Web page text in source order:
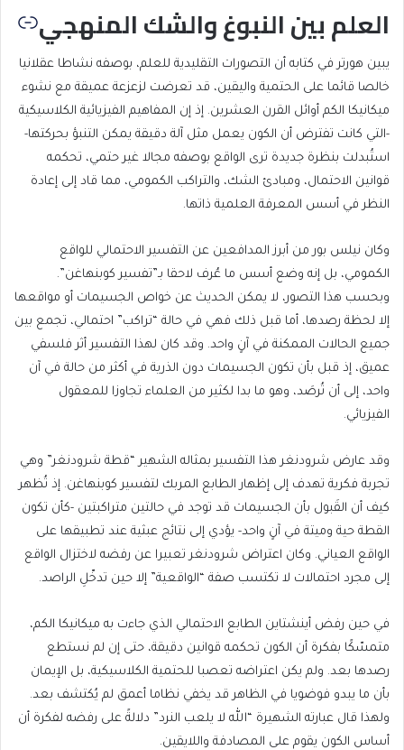
العلم بين النبوغ والشك المنهجي
يبين هورتر في كتابه أن التصورات التقليدية للعلم، بوصفه نشاطا عقلانيا
خالصا قائما على الحتمية واليقين، قد تعرضت لزعزعة عميقة مع نشوء
ميكانيكا الكم أوائل القرن العشرين. إذ إن المفاهيم الفيزيائية الكلاسيكية
-التي كانت تفترض أن الكون يعمل مثل آلة دقيقة يمكن التنبؤ بحركتها-
استُبدلت بنظرة جديدة ترى الواقع بوصفه مجالا غير حتمي، تحكمه
قوانين الاحتمال، ومبادئ الشك، والتراكب الكمومي، مما قاد إلى إعادة
النظر في أسس المعرفة العلمية ذاتها.
وكان نيلس بور من أبرز المدافعين عن التفسير الاحتمالي للواقع
الكمومي، بل إنه وضع أسس ما عُرف لاحقا بـ”تفسير كوبنهاغن”.
وبحسب هذا التصور، لا يمكن الحديث عن خواص الجسيمات أو مواقعها
إلا لحظة رصدها، أما قبل ذلك فهي في حالة “تراكب” احتمالي، تجمع بين
جميع الحالات الممكنة في آنٍ واحد. وقد كان لهذا التفسير أثر فلسفي
عميق، إذ قبل بأن تكون الجسيمات دون الذرية في أكثر من حالة في آن
واحد، إلى أن تُرصَد، وهو ما بدا لكثير من العلماء تجاوزا للمعقول
الفيزيائي.
وقد عارض شرودنغر هذا التفسير بمثاله الشهير “قطة شرودنغر” وهي
تجربة فكرية تهدف إلى إظهار الطابع المربك لتفسير كوبنهاغن. إذ تُظهر
كيف أن القَبول بأن الجسيمات قد توجد في حالتين متراكبتين -كأن تكون
القطة حية وميتة في آنٍ واحد- يؤدي إلى نتائج عبثية عند تطبيقها على
الواقع العياني. وكان اعتراض شرودنغر تعبيرا عن رفضه لاختزال الواقع
إلى مجرد احتمالات لا تكتسب صفة “الواقعية” إلا حين تدخّلِ الراصد.
في حين رفض أينشتاين الطابع الاحتمالي الذي جاءت به ميكانيكا الكم،
متمسّكًا بفكرة أن الكون تحكمه قوانين دقيقة، حتى إن لم نستطع
رصدها بعد. ولم يكن اعتراضه تعصبا للحتمية الكلاسيكية، بل الإيمان
بأن ما يبدو فوضويا في الظاهر قد يخفي نظاما أعمق لم يُكتشف بعد.
ولهذا قال عبارته الشهيرة “الله لا يلعب النرد” دلالةً على رفضه لفكرة أن
أساس الكون يقوم على المصادفة واللايقين.